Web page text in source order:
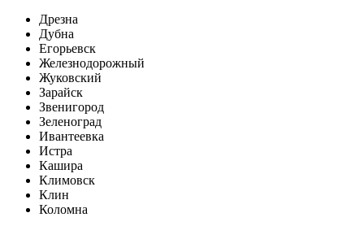
Дрезна
Дубна
Егорьевск
Железнодорожный
Жуковский
Зарайск
Звенигород
Зеленоград
Ивантеевка
Истра
Кашира
Климовск
Клин
Коломна